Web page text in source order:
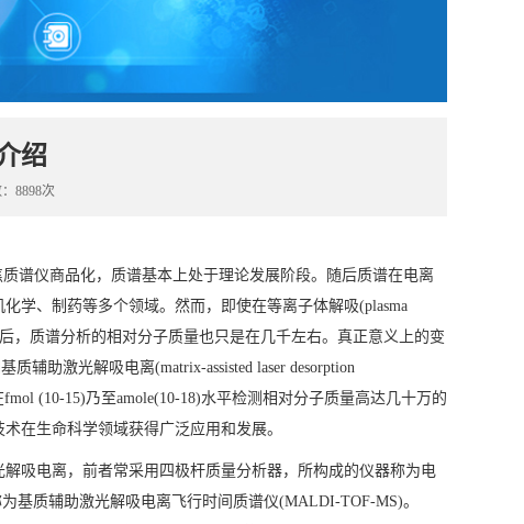
绍
8898次
谱仪商品化，质谱基本上处于理论发展阶段。随后质谱在电离
学、制药等多个领域。然而，即使在等离子体解吸(plasma
，质谱分析的相对分子质量也只是在几千左右。真正意义上的变
辅助激光解吸电离(matrix-assisted laser desorption
(10-15)乃至amole(10-18)水平检测相对分子质量高达几十万的
在生命科学领域获得广泛应用和发展。
电离，前者常采用四极杆质量分析器，所构成的仪器称为电
基质辅助激光解吸电离飞行时间质谱仪(MALDI-TOF-MS)。